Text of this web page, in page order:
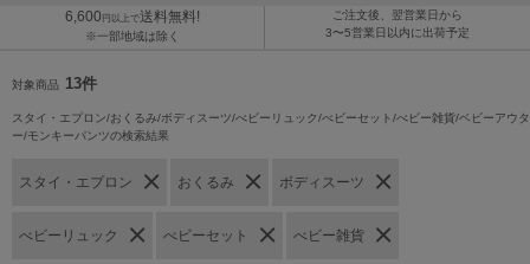
6,600 円以上で送料無料!
※一部地域は除く
ご注文後、翌営業日から
3〜5営業日以内に出荷予定
対象商品 13件
スタイ・エプロン/おくるみ/ボディスーツ/べビーリュック/べビーセット/べビー雑貨/ベビーアウタ
ー/モンキーパンツの検索結果
スタイ・エプロン おくるみ ボディスーツ
べビーリュック べビーセット べビー雑貨